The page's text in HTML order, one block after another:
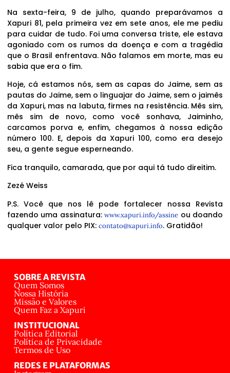
Na sexta-feira, 9 de julho, quando preparávamos a
Xapuri 81, pela primeira vez em sete anos, ele me pediu
para cuidar de tudo. Foi uma conversa triste, ele estava
agoniado com os rumos da doença e com a tragédia
que o Brasil enfrentava. Não falamos em morte, mas eu
sabia que era o fim.
Hoje, cá estamos nós, sem as capas do Jaime, sem as
pautas do Jaime, sem o linguajar do Jaime, sem o jaimês
da Xapuri, mas na labuta, firmes na resistência. Mês sim,
mês sim de novo, como você sonhava, Jaiminho,
carcamos porva e, enfim, chegamos à nossa edição
número 100. E, depois da Xapuri 100, como era desejo
seu, a gente segue esperneando.
Fica tranquilo, camarada, que por aqui tá tudo direitim.
Zezé Weiss
P.S. Você que nos lê pode fortalecer nossa Revista
fazendo uma assinatura:www.xapuri.info/assine ou doando
qualquer valor pelo PIX: contato@xapuri.info. Gratidão!
SOBRE A REVISTA
Quem Somos
Nossa História
Missão e Valores
Quem Faz a Xapuri
INSTITUCIONAL
Política Editorial
Política de Privacidade
Termos de Uso
REDES E PLATAFORMAS